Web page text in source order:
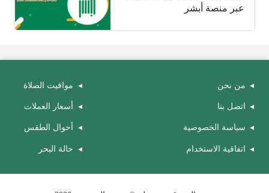
عبر منصة أبشر
من نحن
اتصل بنا
سياسة الخصوصية
اتفاقية الاستخدام
مواقيت الصلاة
أسعار العملات
أحوال الطقس
حالة البحر